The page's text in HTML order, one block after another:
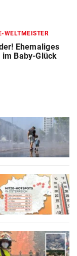
WELTMEISTER
Ehemaliges
im Baby-Glück